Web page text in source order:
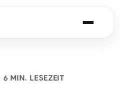
6 MIN. LESEZEIT